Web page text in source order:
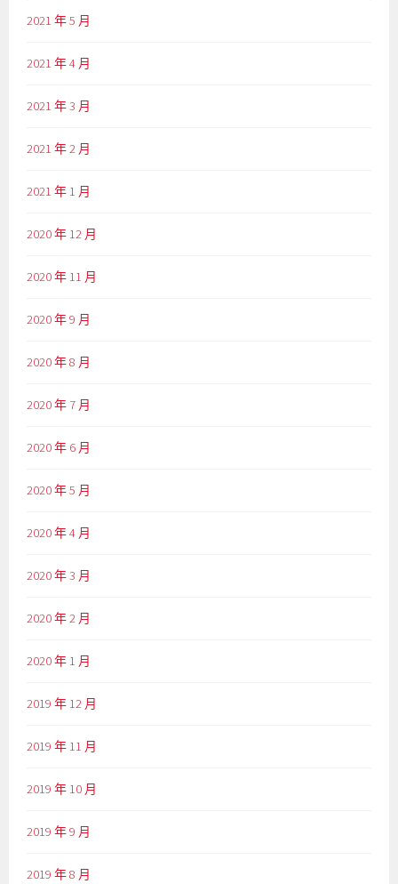
2021 年 5 月
2021 年 4 月
2021 年 3 月
2021 年 2 月
2021 年 1 月
2020 年 12 月
2020 年 11 月
2020 年 9 月
2020 年 8 月
2020 年 7 月
2020 年 6 月
2020 年 5 月
2020 年 4 月
2020 年 3 月
2020 年 2 月
2020 年 1 月
2019 年 12 月
2019 年 11 月
2019 年 10 月
2019 年 9 月
2019 年 8 月